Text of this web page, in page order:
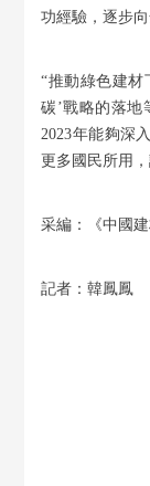
功經驗，逐步
“推動綠色建材
碳’戰略的落地
2023年能夠深
更多國民所用
采編：《中國
記者：韓鳳鳳